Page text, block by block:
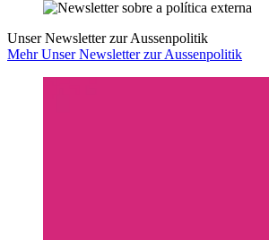
Unser Newsletter zur Aussenpolitik
Mehr Unser Newsletter zur Aussenpolitik